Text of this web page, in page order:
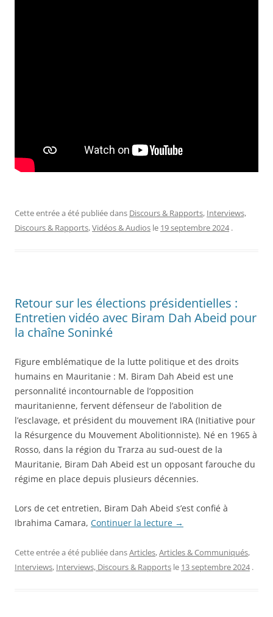
Cette entrée a été publiée dans Discours & Rapports, Interviews,
Discours & Rapports,Vidéos & Audios le 19 septembre 2024 .
Retour sur les élections présidentielles :
Entretien vidéo avec Biram Dah Abeid pour
la chaîne Soninké
Figure emblématique de la lutte politique et des droits
humains en Mauritanie : M. Biram Dah Abeid est une
personnalité incontournable de l’opposition
mauritanienne, fervent défenseur de l’abolition de
l’esclavage, et président du mouvement IRA (Initiative pour
la Résurgence du Mouvement Abolitionniste). Né en 1965 à
Rosso, dans la région du Trarza au sud-ouest de la
Mauritanie, Biram Dah Abeid est un opposant farouche du
régime en place depuis plusieurs décennies.
Lors de cet entretien, Biram Dah Abeid s’est confié à
Ibrahima Camara, Continuer la lecture →
Cette entrée a été publiée dansArticles,Articles & Communiqués,
Interviews, Interviews, Discours & Rapports le 13 septembre 2024 .